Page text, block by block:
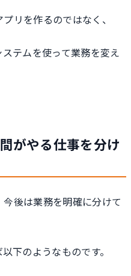
リを作るのではなく、
テムを使って業務を変え
がやる仕事を分け
後は業務を明確に分けて
下のようなものです。